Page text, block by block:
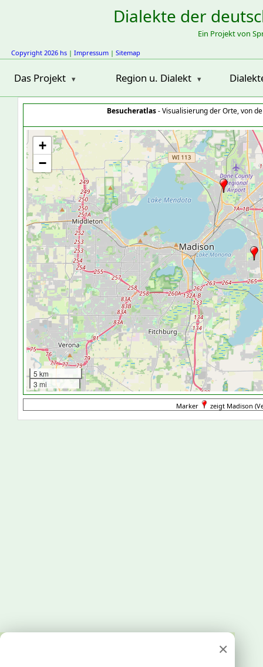
Dialekte der
Ein Projekt von
Copyright 2026 hs | Impressum | Sitemap
Das Projekt Region u. Dialekt
Besucheratlas- Visualisierung der Orte, von
+
−
5 km
3 mi
Marker zeigt Madison
×